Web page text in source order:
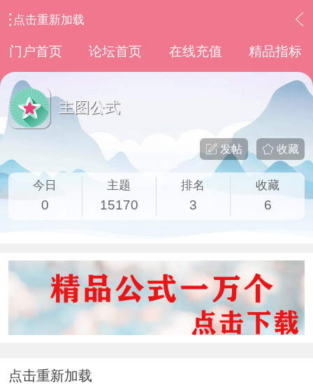
点击重新加载
门户首页 论坛首页 在线充值 精品指标
主图公式
收藏
发帖
今日
0
主题
15170
排名
3
收藏
6
点击重新加载